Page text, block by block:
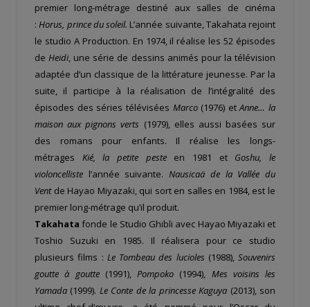
premier long-métrage destiné aux salles de cinéma
: Horus, prince du soleil. L’année suivante, Takahata rejoint
le studio A Production. En 1974, il réalise les 52 épisodes
de Heidi, une série de dessins animés pour la télévision
adaptée d’un classique de la littérature jeunesse. Par la
suite, il participe à la réalisation de l’intégralité des
épisodes des séries télévisées Marco(1976) etAnne… la
maison aux pignons verts (1979), elles aussi basées sur
des romans pour enfants. Il réalise les longs-
métrages Kié, la petite pesteen 1981 et Goshu, le
violoncelliste l’année suivante. Nausicaä de la Vallée du
Vent de Hayao Miyazaki, qui sort en salles en 1984, est le
premier long-métrage qu’il produit.
Takahata fonde le Studio Ghibli avec Hayao Miyazaki et
Toshio Suzuki en 1985. Il réalisera pour ce studio
plusieurs films : Le Tombeau des lucioles (1988), Souvenirs
goutte à goutte(1991), Pompoko (1994), Mes voisins les
Yamada (1999). Le Conte de la princesse Kaguya (2013), son